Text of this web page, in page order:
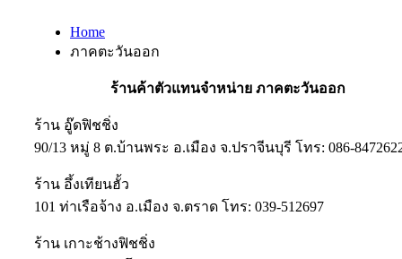
Home
ภาคตะวันออก
ร้านค้าตัวแทนจำหน่าย ภาคตะวันออก
ร้าน อู๊ดฟิชชิ่ง
90/13 หมู่ 8 ต.บ้านพระ อ.เมือง จ.ปราจีนบุรี โทร: 086-
ร้าน อึ้งเทียนฮั้ว
101 ท่าเรือจ้าง อ.เมือง จ.ตราด โทร: 039-512697
ร้าน เกาะช้างฟิชชิ่ง